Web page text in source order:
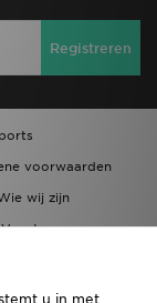
Registreren
voorwaarden
wij zijn
Vacatures
u in met